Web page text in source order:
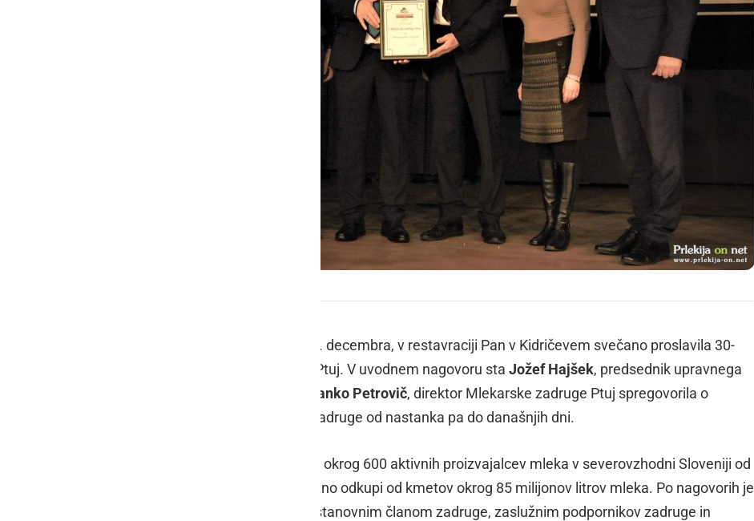
Mlekarska zadruga Ptuj je v torek, 6. decembra, v restavraciji Pan v Kidričevem svečano proslavila 30-
letnico obstoja Mlekarske zadruge Ptuj. V uvodnem nagovoru sta Jožef Hajšek, predsednik upravnega
Janko Petrovič, direktor Mlekarske zadruge Ptuj spregovorila o
zgodovini zadruge in o poslovanju zadruge od nastanka pa do današnjih dni.
Mlekarska zadruga Ptuj danes šteje okrog 600 aktivnih proizvajalcev mleka v severovzhodni Sloveniji od
Lendave do Trojan in Koroške ter letno odkupi od kmetov okrog 85 milijonov litrov mleka. Po nagovorih je
sledila podelitev zahval in nagrad ustanovnim članom zadruge, zaslužnim podpornikov zadruge in